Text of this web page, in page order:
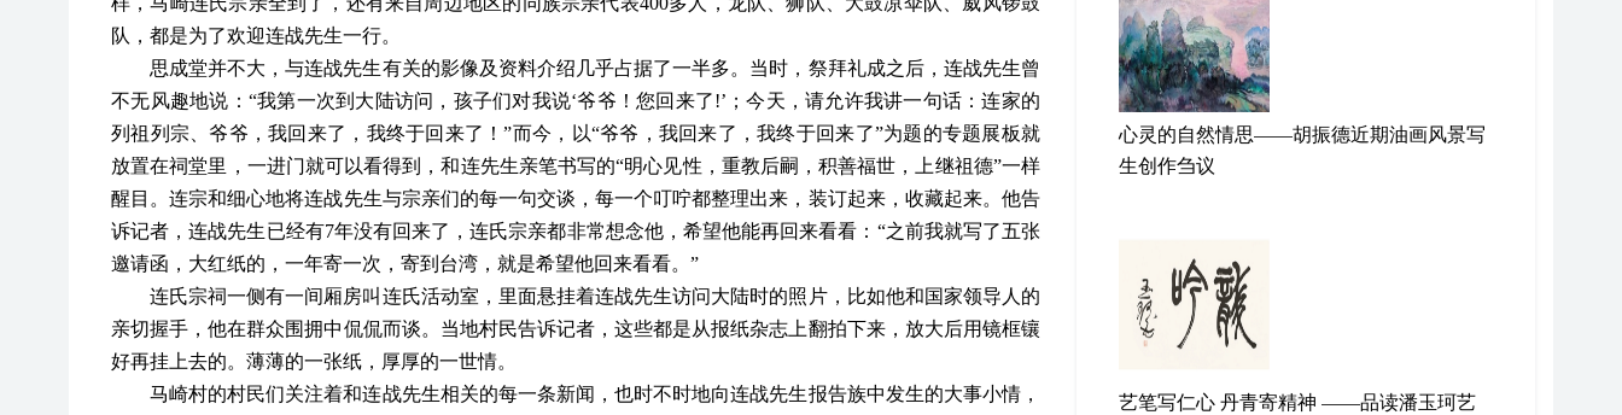
队，都是为了欢迎连战先生一行。
思成堂并不大，与连战先生有关的影像及资料介绍几乎占据了一半多。当时，祭拜礼成之后，连战先生曾
不无风趣地说： “我第一次到大陆访问，孩子们对我说‘爷爷！您回来了!’；今天，请允许我讲一句话：连家的
列祖列宗、爷爷，我回来了，我终于回来了！”而今，以“爷爷，我回来了，我终于回来了”为题的专题展板就
放置在祠堂里，一进门就可以看得到，和连先生亲笔书写的“明心见性，重教后嗣，积善福世，上继祖德”一样
醒目。连宗和细心地将连战先生与宗亲们的每一句交谈，每一个叮咛都整理出来，装订起来，收藏起来。他告
诉记者，连战先生已经有7年没有回来了，连氏宗亲都非常想念他，希望他能再回来看看：“之前我就写了五张
邀请函，大红纸的，一年寄一次，寄到台湾，就是希望他回来看看。”
连氏宗祠一侧有一间厢房叫连氏活动室，里面悬挂着连战先生访问大陆时的照片，比如他和国家领导人的
亲切握手，他在群众围拥中侃侃而谈。当地村民告诉记者，这些都是从报纸杂志上翻拍下来，放大后用镜框镶
好再挂上去的。薄薄的一张纸，厚厚的一世情。
马崎村的村民们关注着和连战先生相关的每一条新闻，也时不时地向连战先生报告族中发生的大事小情，
心灵的自然情思——胡振德近期油画风景写
生创作刍议
艺笔写仁心 丹青寄精神 ——品读潘玉珂艺